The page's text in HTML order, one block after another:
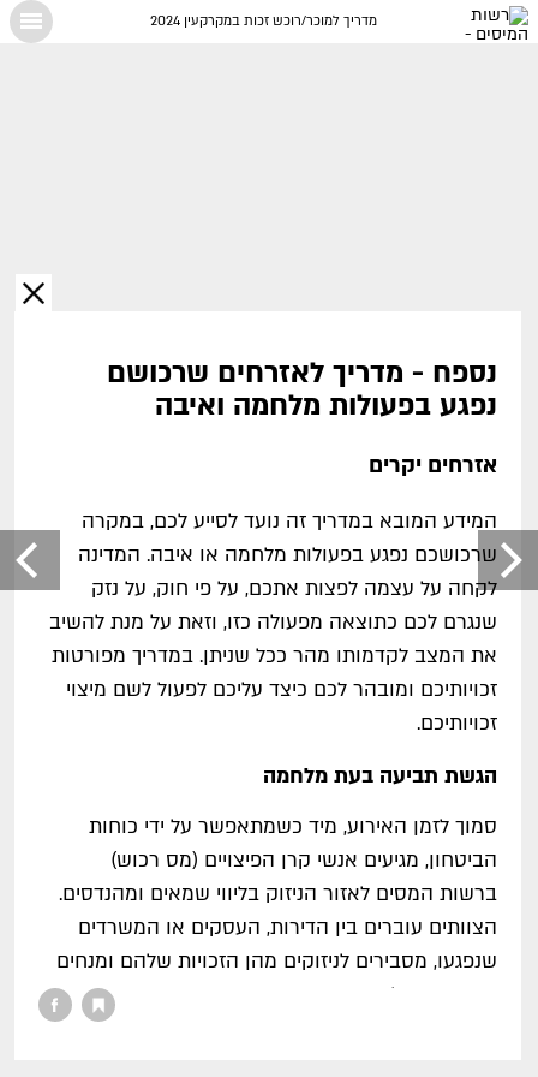
מדריך למוכר/רוכש זכות במקרקעין 2024
נספח - מדריך לאזרחים שרכושם
נפגע בפעולות מלחמה ואיבה
אזרחים יקרים
המידע המובא במדריך זה נועד לסייע לכם, במקרה
שרכושכם נפגע בפעולות מלחמה או איבה. המדינה
לקחה על עצמה לפצות אתכם, על פי חוק, על נזק
שנגרם לכם כתוצאה מפעולה כזו, וזאת על מנת להשיב
את המצב לקדמותו מהר ככל שניתן. במדריך מפורטות
זכויותיכם ומובהר לכם כיצד עליכם לפעול לשם מיצוי
זכויותיכם.
הגשת תביעה בעת מלחמה
סמוך לזמן האירוע, מיד כשמתאפשר על ידי כוחות
הביטחון, מגיעים אנשי קרן הפיצויים (מס רכוש)
ברשות המסים לאזור הניזוק בליווי שמאים ומהנדסים.
הצוותים עוברים בין הדירות, העסקים או המשרדים
שנפגעו, מסבירים לניזוקים מהן הזכויות שלהם ומנחים
אותם כיצד להגיש תביעה.
X